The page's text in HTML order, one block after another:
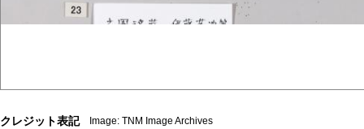
クレジット表記 Image: TNM Image Archives